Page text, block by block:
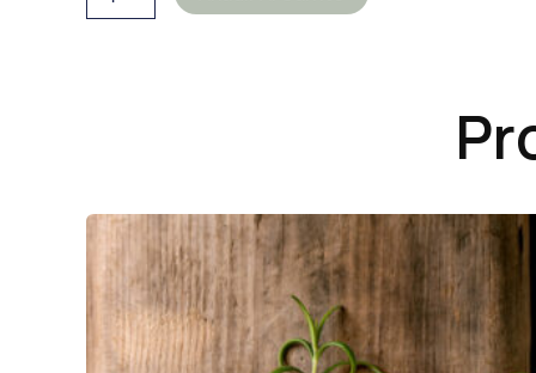
POMELO